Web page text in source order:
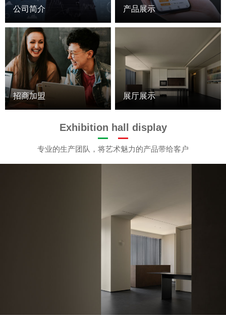
公司简介 产品展示
招商加盟 展厅展示
Exhibition hall display
专业的生产团队，将艺术魅力的产品带给客户